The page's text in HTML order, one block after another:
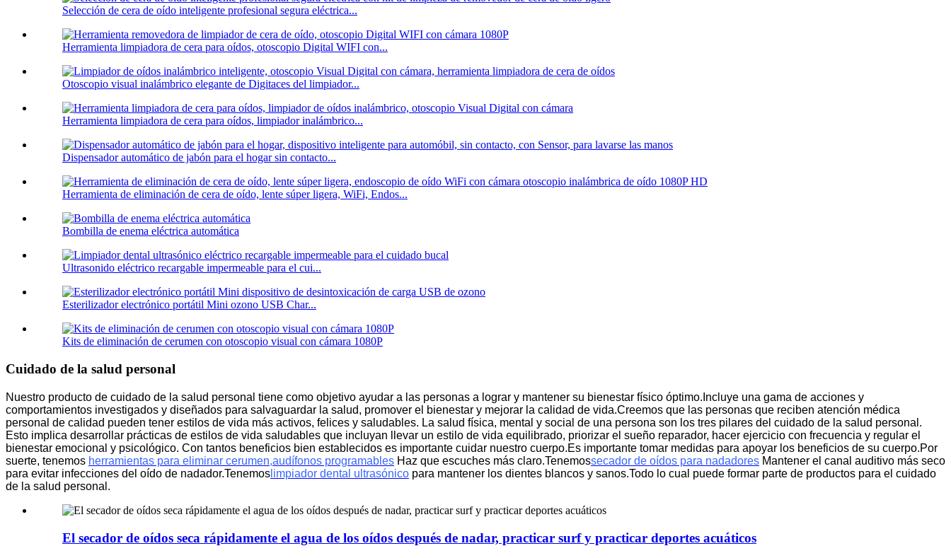
Selección de cera de oído inteligente profesional segura eléctrica...
Herramienta limpiadora de cera para oídos, otoscopio Digital WIFI con...
Otoscopio visual inalámbrico elegante de Digitaces del limpiador...
Herramienta limpiadora de cera para oídos, limpiador inalámbrico...
Dispensador automático de jabón para el hogar sin contacto...
Herramienta de eliminación de cera de oído, lente súper ligera, WiFi, Endos...
Bombilla de enema eléctrica automática
Ultrasonido eléctrico recargable impermeable para el cui...
Esterilizador electrónico portátil Mini ozono USB Char...
Kits de eliminación de cerumen con otoscopio visual con cámara 1080P
Cuidado de la salud personal
Nuestro producto de cuidado de la salud personal tiene como objetivo ayudar a las personas a lograr y mantener su bienestar físico óptimo.Incluye una gama de acciones y
comportamientos investigados y diseñados para salvaguardar la salud, promover el bienestar y mejorar la calidad de vida.Creemos que las personas que reciben atención médica
personal de calidad pueden tener estilos de vida más activos, felices y saludables. La salud física, mental y social de una persona son los tres pilares del cuidado de la salud personal.
Esto implica desarrollar prácticas de estilos de vida saludables que incluyan llevar un estilo de vida equilibrado, priorizar el sueño reparador, hacer ejercicio con frecuencia y regular el
bienestar emocional y psicológico. Con tantos beneficios bien establecidos es importante cuidar nuestro cuerpo.Es importante tomar medidas para apoyar los beneficios de su cuerpo.Por
suerte, tenemos herramientas para eliminar cerumen,audífonos programables Haz que escuches más claro.Tenemossecador de oídos para nadadores Mantener el canal auditivo más seco
para evitar infecciones del oído de nadador.Tenemos limpiador dental ultrasónico para mantener los dientes blancos y sanos.Todo lo cual puede formar parte de productos para el cuidado
de la salud personal.
El secador de oídos seca rápidamente el agua de los oídos después de nadar, practicar surf y practicar deportes acuáticos